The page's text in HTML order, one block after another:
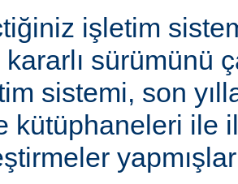
işletim
sürümünü
sistemi, son
kütüphaneleri ile